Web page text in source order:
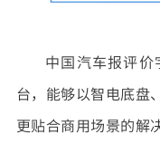
中国汽车报评
台，能够以智电底盘
更贴合商用场景的解